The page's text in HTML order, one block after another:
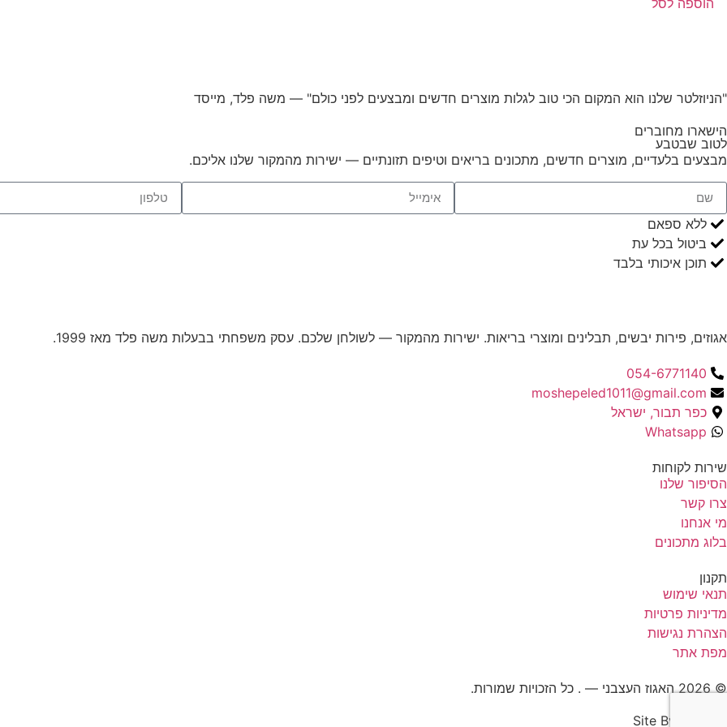
"הניוזלטר שלנו הוא המקום הכי טוב לגלות מוצרים חדשים ומבצעים לפני כולם" — משה פלד, מייסד
הישארו מחוברים
לטוב שבטבע
מבצעים בלעדיים, מוצרים חדשים, מתכונים בריאים וטיפים תזונתיים — ישירות מהמקור שלנו אליכם.
ללא ספאם
ביטול בכל עת
תוכן איכותי בלבד
אגוזים, פירות יבשים, תבלינים ומוצרי בריאות. ישירות מהמקור — לשולחן שלכם. עסק משפחתי בבעלות משה פלד מאז 1999.
054-6771140
moshepeled1011@gmail.com
כפר תבור, ישראל
Whatsapp
שירות לקוחות
הסיפור שלנו
צרו קשר
מי אנחנו
בלוג מתכונים
תקנון
תנאי שימוש
מדיניות פרטיות
הצהרת נגישות
מפת אתר
© 2026 האגוז העצבני — . כל הזכויות שמורות.
Site By : LINGO